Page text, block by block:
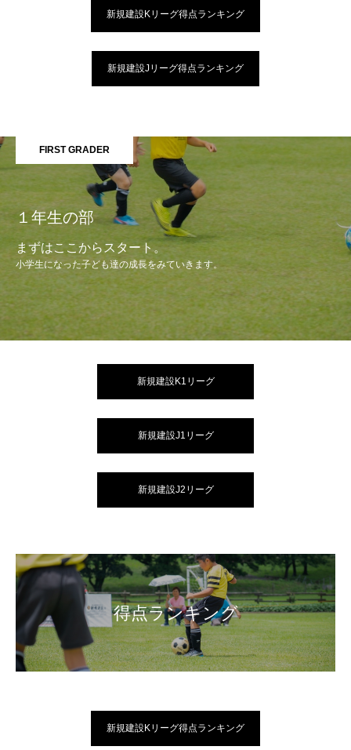
新規建設Kリーグ得点ランキング
新規建設Jリーグ得点ランキング
FIRST GRADER
１年生の部
まずはここからスタート。
小学生になった子ども達の成長をみていきます。
新規建設K1リーグ
新規建設J1リーグ
新規建設J2リーグ
得点ランキング
新規建設Kリーグ得点ランキング